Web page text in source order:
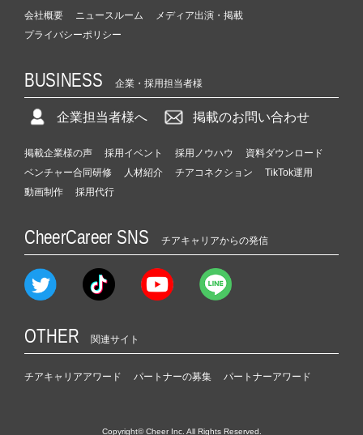
会社概要 ニュースルーム
メディア出演・掲載
プライバシーポリシー
BUSINESS 企業・採用担当者様
企業担当者様へ 掲載のお問い合わせ
掲載企業様の声 採用イベント 採用ノウハウ
資料ダウンロード
ベンチャー合同研修
人材紹介 チアコネクション
TikTok運用
動画制作
採用代行
CheerCareer SNS チアキャリアからの発信
OTHER 関連サイト
チアキャリアアワード パートナーの募集 パートナーアワード
Copyright© Cheer Inc. All Rights Reserved.